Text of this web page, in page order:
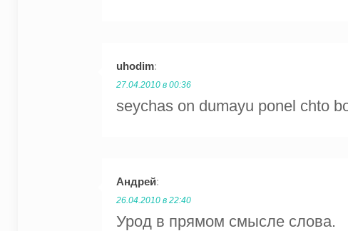
uhodim:
27.04.2010 в 00:36
seychas on dumayu ponel chto
Андрей:
26.04.2010 в 22:40
Урод в прямом смысле слова.